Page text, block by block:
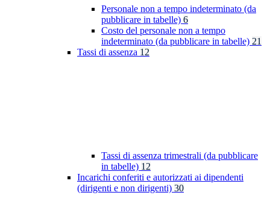
Personale non a tempo indeterminato (da
pubblicare in tabelle) 6
Costo del personale non a tempo
indeterminato (da pubblicare in tabelle) 21
Tassi di assenza 12
Tassi di assenza trimestrali (da pubblicare
in tabelle) 12
Incarichi conferiti e autorizzati ai dipendenti
(dirigenti e non dirigenti) 30